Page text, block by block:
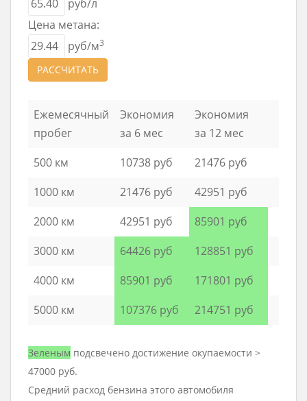
руб/л
Цена метана:
руб/м3
РАССЧИТАТЬ
Ежемесячный
пробег
Экономия
за 6 мес
Экономия
за 12 мес
500 км
10738 руб
21476 руб
1000 км
21476 руб
42951 руб
2000 км
42951 руб
85901 руб
3000 км
64426 руб
128851 руб
4000 км
85901 руб
171801 руб
5000 км
107376 руб 214751 руб
Зеленым подсвечено достижение окупаемости >
47000 руб.
Средний расход бензина этого автомобиля